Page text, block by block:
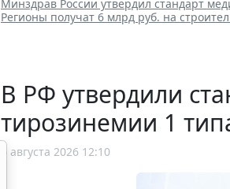
Минздрав России утвердил стандарт
Регионы получат 6 млрд руб. на
В РФ утвердили
тирозинемии 1
6 августа 2026 12:10